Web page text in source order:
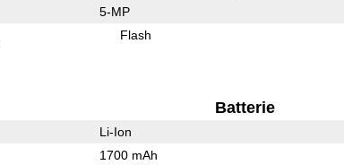
5-MP
Flash
Batterie
Li-Ion
1700 mAh